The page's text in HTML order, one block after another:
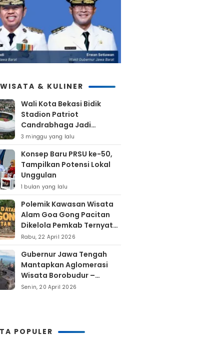
& KULINER
Wali Kota Bekasi Bidik
Stadion Patriot
Candrabhaga Jadi
Kawasan Sport City Dan
Sport Tourism
3 minggu yang lalu
Konsep Baru PRSU ke-50,
Tampilkan Potensi Lokal
Unggulan
1 bulan yang lalu
Polemik Kawasan Wisata
Alam Goa Gong Pacitan
Dikelola Pemkab Ternyata
Berdiri Di Atas Lahan Milik
Warga
Rabu, 22 April 2026
Gubernur Jawa Tengah
Mantapkan Aglomerasi
Wisata Borobudur –
Kopeng – Rawa Pening
Senin, 20 April 2026
POPULER